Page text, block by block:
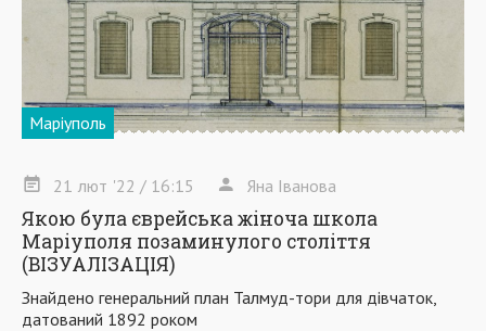
Маріуполь
21 лют '22 / 16:15 Яна Іванова
Якою була єврейська жіноча школа
Маріуполя позаминулого століття
(ВІЗУАЛІЗАЦІЯ)
Знайдено генеральний план Талмуд-тори для дівчаток,
датований 1892 роком